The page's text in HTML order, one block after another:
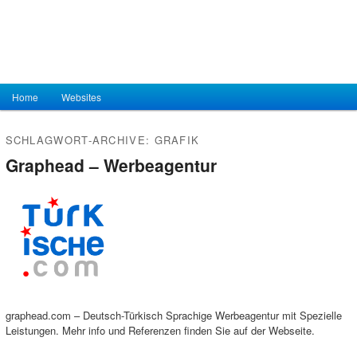
Hauptmenü
Zum Inhalt wechseln
Zum sekundären Inhalt wechseln
Home Websites
SCHLAGWORT-ARCHIVE: GRAFIK
Graphead – Werbeagentur
graphead.com – Deutsch-Türkisch Sprachige Werbeagentur mit Spezielle
Leistungen. Mehr info und Referenzen finden Sie auf der Webseite.